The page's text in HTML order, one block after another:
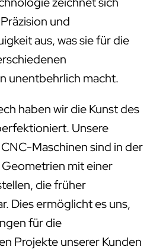
und
aus, was sie für die
unentbehrlich macht.
haben wir die Kunst des
Unsere
Maschinen sind in der
mit einer
die früher
Dies ermöglicht es uns,
für die
Projekte unserer Kunden